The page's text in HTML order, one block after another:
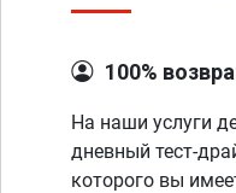
100%
На наши услуги
дневный тест-
которого вы